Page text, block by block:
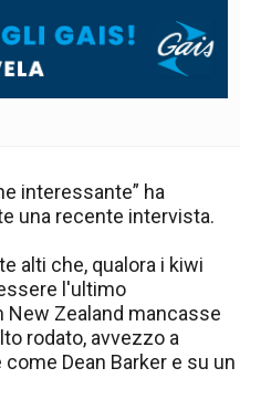
interessante” ha
una recente intervista.
alti che, qualora i kiwi
l'ultimo
New Zealand mancasse
rodato, avvezzo a
Dean Barker e su un